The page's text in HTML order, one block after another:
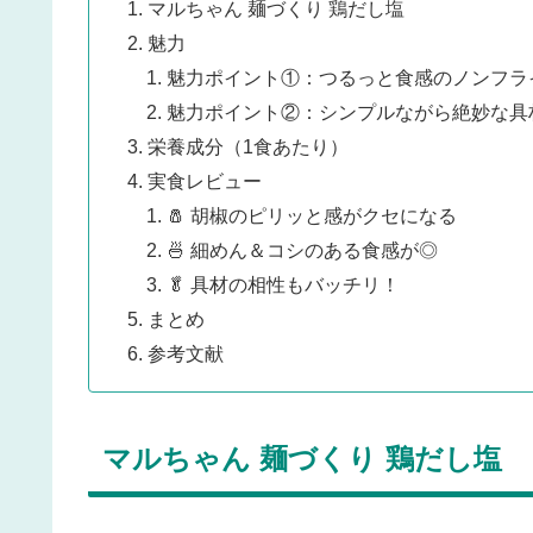
マルちゃん 麺づくり 鶏だし塩
魅力
魅力ポイント①：つるっと食感のノンフラ
魅力ポイント②：シンプルながら絶妙な具
栄養成分（1食あたり）
実食レビュー
🧂 胡椒のピリッと感がクセになる
🍜 細めん＆コシのある食感が◎
🥬 具材の相性もバッチリ！
まとめ
参考文献
マルちゃん 麺づくり 鶏だし塩